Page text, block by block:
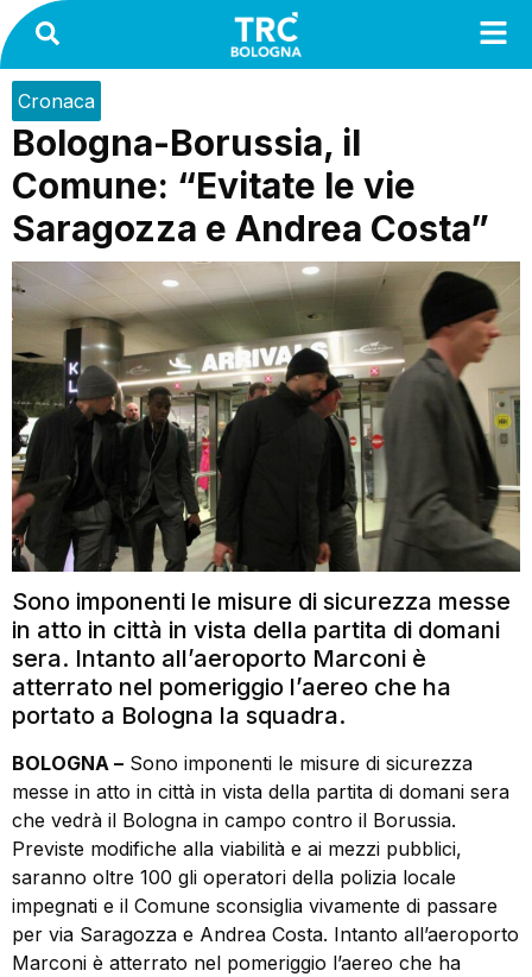
Cronaca
Bologna-Borussia, il
Comune: “Evitate le vie
Saragozza e Andrea Costa”
Sono imponenti le misure di sicurezza messe
in atto in città in vista della partita di domani
sera. Intanto all’aeroporto Marconi è
atterrato nel pomeriggio l’aereo che ha
portato a Bologna la squadra.
BOLOGNA – Sono imponenti le misure di sicurezza
messe in atto in città in vista della partita di domani sera
che vedrà il Bologna in campo contro il Borussia.
Previste modifiche alla viabilità e ai mezzi pubblici,
saranno oltre 100 gli operatori della polizia locale
impegnati e il Comune sconsiglia vivamente di passare
per via Saragozza e Andrea Costa. Intanto all’aeroporto
Marconi è atterrato nel pomeriggio l’aereo che ha